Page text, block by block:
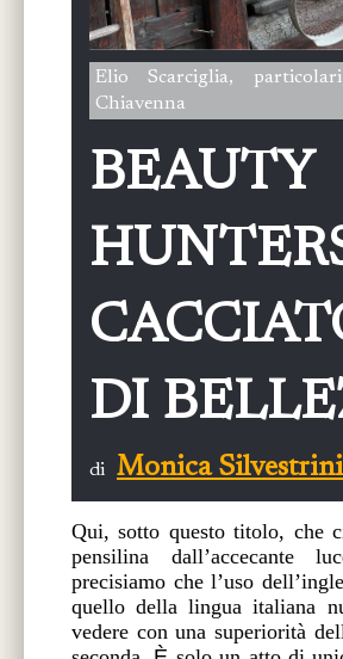
Elio Scarciglia,
Chiavenna
BEAUTY
DI
di Monica Silvestrini
Qui, sotto questo titolo, che
pensilina dall’accecante
precisiamo che l’uso
quello della lingua italiana
vedere con una superiorità